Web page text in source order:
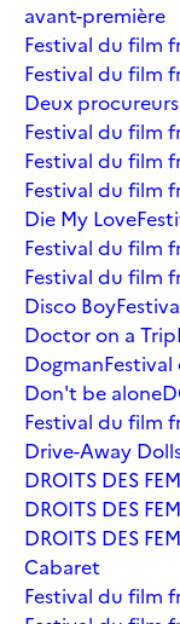
avant-première
Festival du film
Festival du film
Deux procureurs
Festival du film
Festival du film
Festival du film
Die My Love
Festival du film
Festival du film
Disco Boy
Doctor on a Trip
Dogman
Don't be alone
Festival du film
Drive-Away
DROITS DES
DROITS DES
DROITS DES
Cabaret
Festival du film